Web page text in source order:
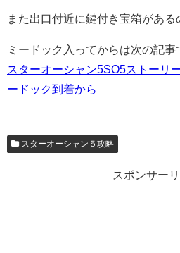
また出口付近に鍵付き宝箱がある
ミードック入ってからは次の記事
スターオーシャン5SO5ストーリ
ードック到着から
スターオーシャン５攻略
スポンサー